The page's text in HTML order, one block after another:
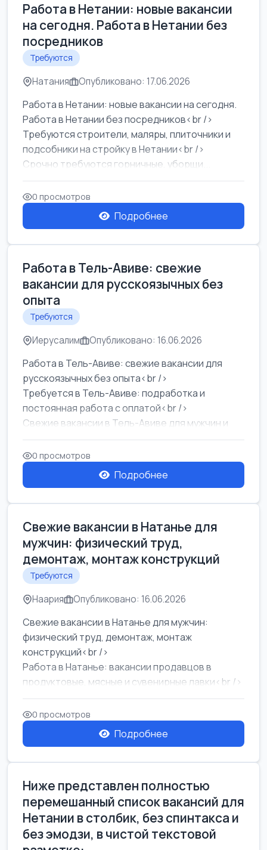
Работа в Нетании: новые вакансии
на сегодня. Работа в Нетании без
посредников
Требуются
Натания Опубликовано: 17.06.2026
Работа в Нетании: новые вакансии на сегодня.
Работа в Нетании без посредников<br />
Требуются строители, маляры, плиточники и
подсобники на стройку в Нетании<br />
Срочно требуются горничные, уборщи...
0 просмотров
Подробнее
Работа в Тель-Авиве: свежие
вакансии для русскоязычных без
опыта
Требуются
Иерусалим Опубликовано: 16.06.2026
Работа в Тель-Авиве: свежие вакансии для
русскоязычных без опыта<br />
Требуется в Тель-Авиве: подработка и
постоянная работа с оплатой<br />
Свежие вакансии в Тель-Авиве для мужчин и
женщин от хозя...
0 просмотров
Подробнее
Свежие вакансии в Натанье для
мужчин: физический труд,
демонтаж, монтаж конструкций
Требуются
Наария Опубликовано: 16.06.2026
Свежие вакансии в Натанье для мужчин:
физический труд, демонтаж, монтаж
конструкций<br />
Работа в Натанье: вакансии продавцов в
продуктовые, мясные и сувенирные лавки<br />
Разнорабочий на сборку м...
0 просмотров
Подробнее
Ниже представлен полностью
перемешанный список вакансий для
Нетании в столбик, без спинтакса и
без эмодзи, в чистой текстовой